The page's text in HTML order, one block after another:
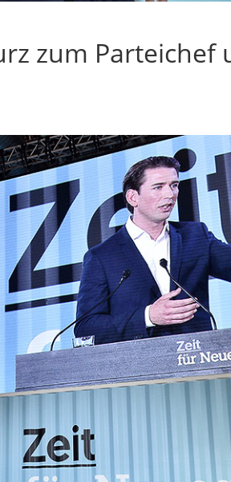
zum Parteichef